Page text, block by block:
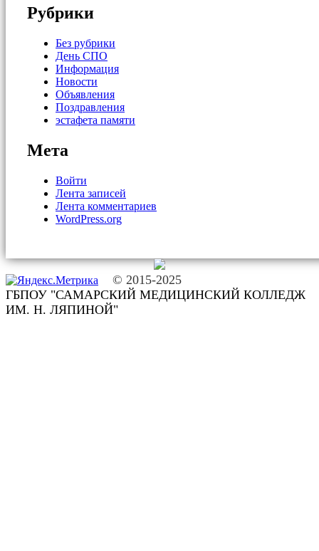
Рубрики
Без рубрики
День СПО
Информация
Новости
Объявления
Поздравления
эстафета памяти
Мета
Войти
Лента записей
Лента комментариев
WordPress.org
© 2015-2025
ГБПОУ "САМАРСКИЙ МЕДИЦИНСКИЙ КОЛЛЕДЖ
ИМ. Н. ЛЯПИНОЙ"